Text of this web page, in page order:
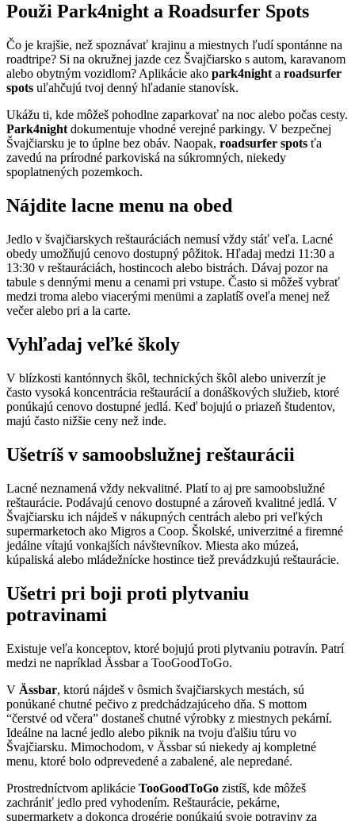
Použi Park4night a Roadsurfer Spots
Čo je krajšie, než spoznávať krajinu a miestnych ľudí spontánne na
roadtripe? Si na okružnej jazde cez Švajčiarsko s autom, karavanom
alebo obytným vozidlom? Aplikácie ako park4night a roadsurfer
spots uľahčujú tvoj denný hľadanie stanovísk.
Ukážu ti, kde môžeš pohodlne zaparkovať na noc alebo počas cesty.
Park4night dokumentuje vhodné verejné parkingy. V bezpečnej
Švajčiarsku je to úplne bez obáv. Naopak, roadsurfer spots ťa
zavedú na prírodné parkoviská na súkromných, niekedy
spoplatnených pozemkoch.
Nájdite lacne menu na obed
Jedlo v švajčiarskych reštauráciách nemusí vždy stáť veľa. Lacné
obedy umožňujú cenovo dostupný pôžitok. Hľadaj medzi 11:30 a
13:30 v reštauráciách, hostincoch alebo bistrách. Dávaj pozor na
tabule s dennými menu a cenami pri vstupe. Často si môžeš vybrať
medzi troma alebo viacerými menümi a zaplatíš oveľa menej než
večer alebo pri a la carte.
Vyhľadaj veľké školy
V blízkosti kantónnych škôl, technických škôl alebo univerzít je
často vysoká koncentrácia reštaurácií a donáškových služieb, ktoré
ponúkajú cenovo dostupné jedlá. Keď bojujú o priazeň študentov,
majú často nižšie ceny než inde.
Ušetríš v samoobslužnej reštaurácii
Lacné neznamená vždy nekvalitné. Platí to aj pre samoobslužné
reštaurácie. Podávajú cenovo dostupné a zároveň kvalitné jedlá. V
Švajčiarsku ich nájdeš v nákupných centrách alebo pri veľkých
supermarketoch ako Migros a Coop. Školské, univerzitné a firemné
jedálne vítajú vonkajších návštevníkov. Miesta ako múzeá,
kúpaliská alebo mládežnícke hostince tiež prevádzkujú reštaurácie.
Ušetri pri boji proti plytvaniu
potravinami
Existuje veľa konceptov, ktoré bojujú proti plytvaniu potravín. Patrí
medzi ne napríklad Ässbar a TooGoodToGo.
V Ässbar, ktorú nájdeš v ôsmich švajčiarskych mestách, sú
ponúkané chutné pečivo z predchádzajúceho dňa. S mottom
“čerstvé od včera” dostaneš chutné výrobky z miestnych pekární.
Ideálne na lacné jedlo alebo piknik na tvoju ďalšiu túru vo
Švajčiarsku. Mimochodom, v Ässbar sú niekedy aj kompletné
menu, ktoré bolo odprevedené a zabalené, ale nepredané.
Prostredníctvom aplikácie TooGoodToGo zistíš, kde môžeš
zachrániť jedlo pred vyhodením. Reštaurácie, pekárne,
supermarkety a dokonca drogérie ponúkajú svoje potraviny za